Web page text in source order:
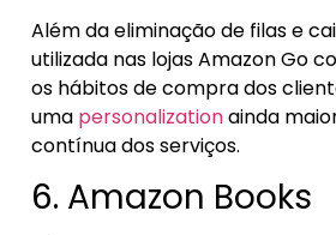
Além da eliminação de filas e
utilizada nas lojas Amazon Go
os hábitos de compra dos
uma personalizationainda
contínua dos serviços.
6. Amazon Books